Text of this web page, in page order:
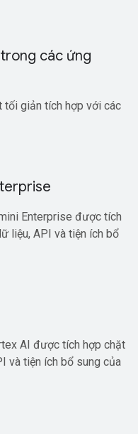
các ứng
tối giản tích hợp với các
Enterprise được tích
liệu, API và tiện ích bổ
AI được tích hợp chặt
và tiện ích bổ sung của